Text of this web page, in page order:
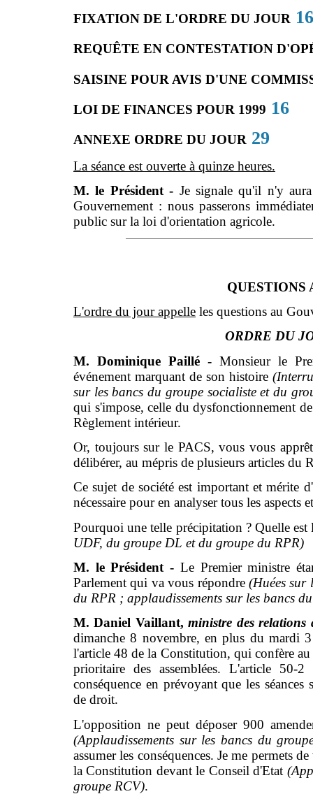
FIXATION DE L'ORDRE DU JOUR 16
REQUÊTE EN CONTESTATION
SAISINE POUR AVIS D'UNE
LOI DE FINANCES POUR 1999 16
ANNEXE ORDRE DU JOUR 29
La séance est ouverte à quinze heures.
M. le Président - Je signale qu'il n'y
Gouvernement : nous passerons
public sur la loi d'orientation agricole.
QUESTIONS
L'ordre du jour appelle les questions au
ORDRE DU
M. Dominique Paillé - Monsieur le
événement marquant de son histoire
sur les bancs du groupe socialiste et du
qui s'impose, celle du dysfonctionnement
Règlement intérieur.
Or, toujours sur le PACS, vous vous
délibérer, au mépris de plusieurs articles du
Ce sujet de société est important et mérite
nécessaire pour en analyser tous les aspects
Pourquoi une telle précipitation ? Quelle est
UDF, du groupe DL et du groupe du RPR)
M. le Président - Le Premier ministre
Parlement qui va vous répondre(Huées sur
du RPR ; applaudissements sur les bancs
M. Daniel Vaillant,ministre des relations
dimanche 8 novembre, en plus du mardi
l'article 48 de la Constitution, qui confère
prioritaire des assemblées. L'article 50-
conséquence en prévoyant que les
de droit.
L'opposition ne peut déposer 900
(Applaudissements sur les bancs du
assumer les conséquences. Je me permets
la Constitution devant le Conseil d'Etat
groupe RCV).